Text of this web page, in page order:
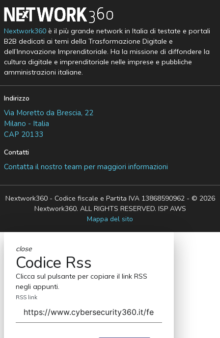
Nextwork360è il più grande network in Italia di testate e portali
B2B dedicati ai temi della Trasformazione Digitale e
dell’Innovazione Imprenditoriale. Ha la missione di diffondere la
cultura digitale e imprenditoriale nelle imprese e pubbliche
amministrazioni italiane.
Indirizzo
Via Moretto da Brescia, 22
Milano - Italia
CAP 20133
Contatti
Contatta il nostro team per maggiori informazioni
Nextwork360 - Codice fiscale e Partita IVA 13868590962 - © 2026
Nextwork360. ALL RIGHTS RESERVED. ISP AWS
Mappa del sito
close
Codice Rss
Clicca sul pulsante per copiare il link RSS
negli appunti.
RSS link